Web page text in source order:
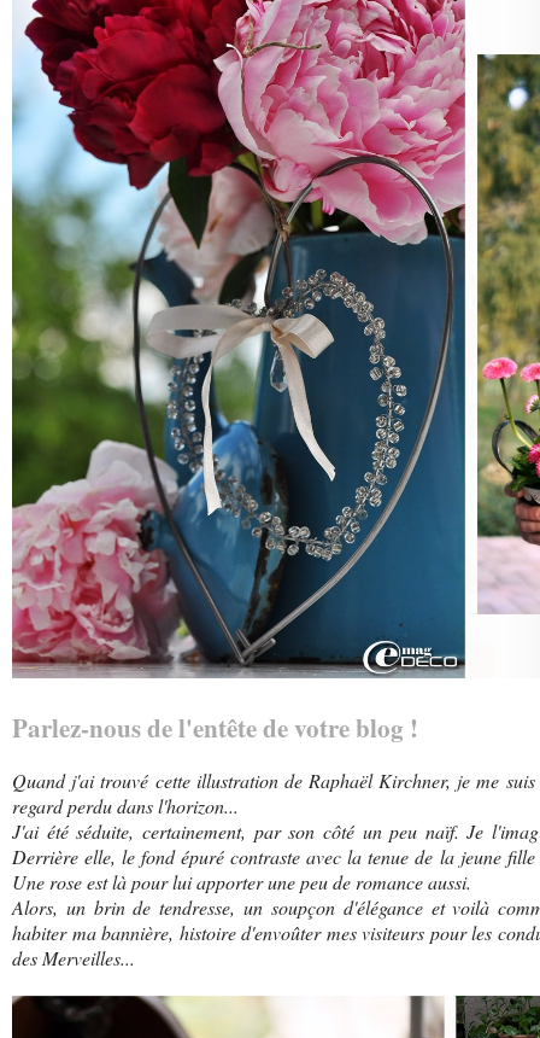
Parlez-nous de l'entête de votre blog !
Quand j'ai trouvé cette illustration de Raphaël Kirchner, je me
regard perdu dans l'horizon...
J'ai été séduite, certainement, par son côté un peu naïf. Je
Derrière elle, le fond épuré contraste avec la tenue de la jeune
Une rose est là pour lui apporter une peu de romance aussi.
Alors, un brin de tendresse, un soupçon d'élégance et voilà
habiter ma bannière, histoire d'envoûter mes visiteurs pour les
des Merveilles...